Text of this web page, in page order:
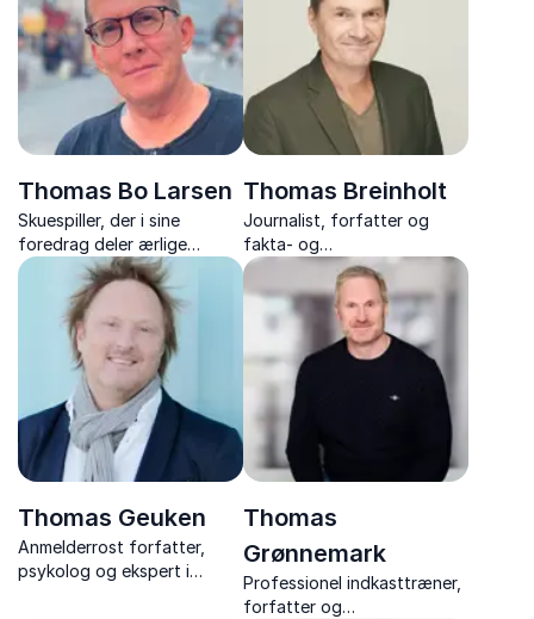
det umulige sammen.
historier.
Thomas Bo Larsen
Skuespiller, der i sine
foredrag deler ærlige
historier om karriere,
misbrug og personlig
udvikling med nærvær og
humor.
Thomas Breinholt
Journalist, forfatter og
fakta- og
dokumentarredaktør, der
udforsker hvordan sindet
kan aktivere kroppens
naturlige helbredelse.
Thomas Geuken
Anmelderrost forfatter,
psykolog og ekspert i
Thomas
Grønnemark
Professionel indkasttræner,
forfatter og